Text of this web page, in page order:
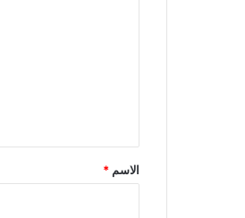
*
الاسم *